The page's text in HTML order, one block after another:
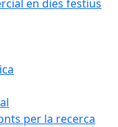
en dies festius
per la recerca